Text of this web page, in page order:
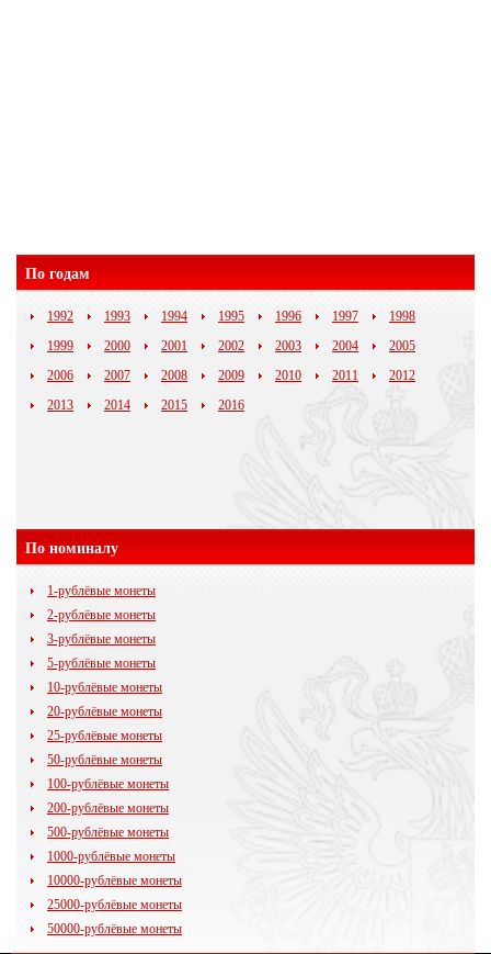
По годам
1992 1993 1994 1995 1996 1997
1998
1999
2000 2001 2002 2003 2004
2005
2006
2007 2008 2009 2010 2011
2012
2013
2014 2015 2016
По номиналу
1-рублёвые монеты
2-рублёвые монеты
3-рублёвые монеты
5-рублёвые монеты
10-рублёвые монеты
20-рублёвые монеты
25-рублёвые монеты
50-рублёвые монеты
100-рублёвые монеты
200-рублёвые монеты
500-рублёвые монеты
1000-рублёвые монеты
10000-рублёвые монеты
25000-рублёвые монеты
50000-рублёвые монеты